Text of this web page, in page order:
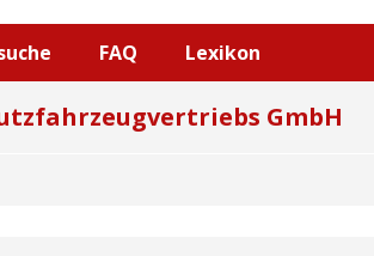
FAQ Lexikon
GmbH